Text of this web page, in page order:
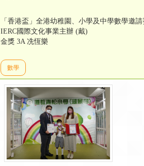
「香港盃」全港幼稚園、小學及中學數學邀請
IERC國際文化事業主辦 (戴)
金獎 3A 冼恆樂
數學